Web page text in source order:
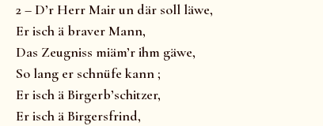
2 – D’r Herr Mair un där soll läwe,
Er isch ä braver Mann,
Das Zeugniss miäm’r ihm gäwe,
So lang er schnüfe kann ;
Er isch ä Birgerb’schitzer,
Er isch ä Birgersfrind,